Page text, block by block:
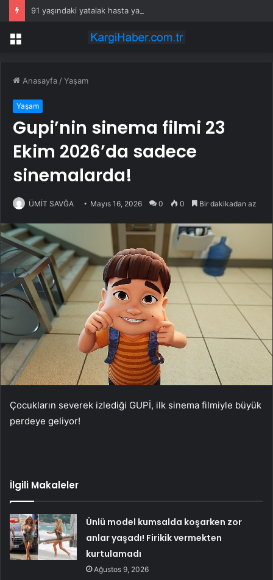
91 yaşındaki yatalak hasta yangında hayatını kaybetti
Menü
Anasayfa /Yaşam
Yaşam
Gupi’nin sinema filmi 23
Ekim 2026’da sadece
sinemalarda!
ÜMİT SAVĞA Mayıs 16, 2026 0 0 Bir dakikadan az
Çocukların severek izlediği GUPİ, ilk sinema filmiyle büyük
perdeye geliyor!
İlgili Makaleler
Ünlü model kumsalda koşarken zor
anlar yaşadı! Firikik vermekten
kurtulamadı
Ağustos 9, 2026